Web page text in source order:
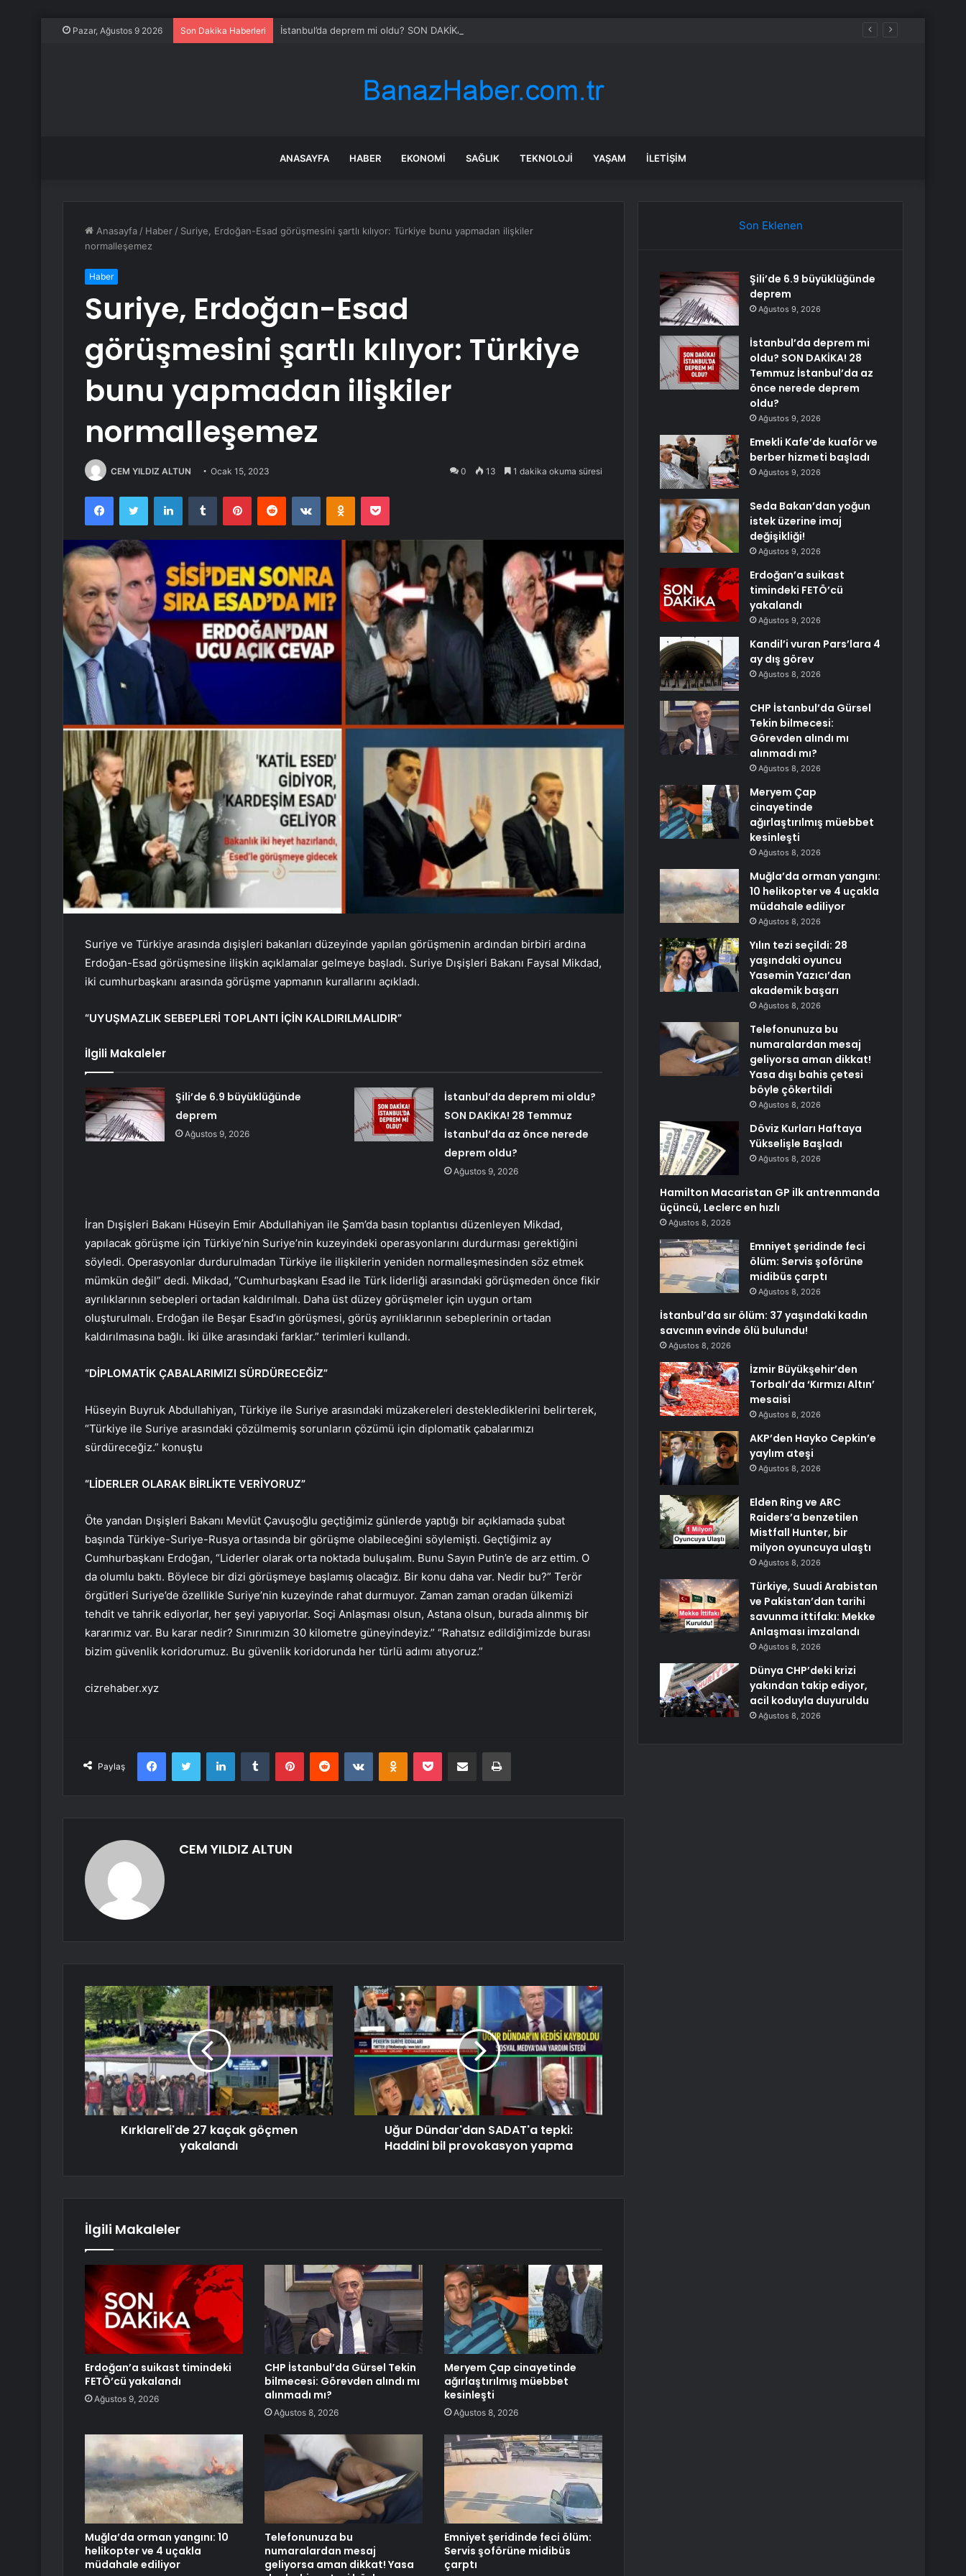
Pazar, Ağustos 9 2026 Son Dakika Haberleri İstanbul’da deprem mi oldu? SON DAKİKA! 28 Temmuz İstanbul’da az önce nerede deprem oldu?
ANASAYFA HABER EKONOMI SAĞLIK TEKNOLOJI YAŞAM İLETIŞIM
Anasayfa / Haber / Suriye, Erdoğan-Esad görüşmesini şartlı kılıyor: Türkiye bunu yapmadan ilişkiler
normalleşemez
Haber
Suriye, Erdoğan-Esad
görüşmesini şartlı kılıyor: Türkiye
bunu yapmadan ilişkiler
normalleşemez
CEM YILDIZ ALTUN Ocak 15, 2023 0 13 1 dakika okuma süresi
FacebookTwitter LinkedInTumblr PinterestReddit VKontakteOdnoklassniki
Pocket
Suriye ve Türkiye arasında dışişleri bakanları düzeyinde yapılan görüşmenin ardından birbiri ardına
Erdoğan-Esad görüşmesine ilişkin açıklamalar gelmeye başladı. Suriye Dışişleri Bakanı Faysal Mikdad,
iki cumhurbaşkanı arasında görüşme yapmanın kurallarını açıkladı.
“UYUŞMAZLIK SEBEPLERİ TOPLANTI İÇİN KALDIRILMALIDIR”
İlgili Makaleler
Şili’de 6.9 büyüklüğünde
deprem
Ağustos 9, 2026
İstanbul’da deprem mi oldu?
SON DAKİKA! 28 Temmuz
İstanbul’da az önce nerede
deprem oldu?
Ağustos 9, 2026
İran Dışişleri Bakanı Hüseyin Emir Abdullahiyan ile Şam’da basın toplantısı düzenleyen Mikdad,
yapılacak görüşme için Türkiye’nin Suriye’nin kuzeyindeki operasyonlarını durdurması gerektiğini
söyledi. Operasyonlar durdurulmadan Türkiye ile ilişkilerin yeniden normalleşmesinden söz etmek
mümkün değil” dedi. Mikdad, “Cumhurbaşkanı Esad ile Türk liderliği arasındaki görüşmeden önce fikir
ayrılıklarının sebepleri ortadan kaldırılmalı. Daha üst düzey görüşmeler için uygun ortam
oluşturulmalı. Erdoğan ile Beşar Esad’ın görüşmesi, görüş ayrılıklarının sebeplerinin ortadan
kaldırılmasına bağlı. İki ülke arasındaki farklar.” terimleri kullandı.
“DİPLOMATİK ÇABALARIMIZI SÜRDÜRECEĞİZ”
Hüseyin Buyruk Abdullahiyan, Türkiye ile Suriye arasındaki müzakereleri desteklediklerini belirterek,
“Türkiye ile Suriye arasındaki çözülmemiş sorunların çözümü için diplomatik çabalarımızı
sürdüreceğiz.” konuştu
“LİDERLER OLARAK BİRLİKTE VERİYORUZ”
Öte yandan Dışişleri Bakanı Mevlüt Çavuşoğlu geçtiğimiz günlerde yaptığı bir açıklamada şubat
başında Türkiye-Suriye-Rusya ortasında bir görüşme olabileceğini söylemişti. Geçtiğimiz ay
Cumhurbaşkanı Erdoğan, “Liderler olarak orta noktada buluşalım. Bunu Sayın Putin’e de arz ettim. O
da olumlu baktı. Böylece bir dizi görüşmeye başlamış olacağız. Bir konu daha var. Nedir bu?” Terör
örgütleri Suriye’de özellikle Suriye’nin kuzeyinde rahat durmuyor. Zaman zaman oradan ülkemizi
tehdit ve tahrik ediyorlar, her şeyi yapıyorlar. Soçi Anlaşması olsun, Astana olsun, burada alınmış bir
kararımız var. Bu karar nedir? Sınırımızın 30 kilometre güneyindeyiz.” “Rahatsız edildiğimizde burası
bizim güvenlik koridorumuz. Bu güvenlik koridorunda her türlü adımı atıyoruz.”
cizrehaber.xyz
Paylaş
FacebookTwitter LinkedInTumblr PinterestReddit VKontakteOdnoklassniki
Pocket E-Posta ile paylaş Yazdır
CEM YILDIZ ALTUN
Kırklareli'de 27 kaçak göçmen
yakalandı
Uğur Dündar'dan SADAT'a tepki:
Haddini bil provokasyon yapma
İlgili Makaleler
Erdoğan’a suikast timindeki
FETÖ’cü yakalandı
Ağustos 9, 2026
CHP İstanbul’da Gürsel Tekin
bilmecesi: Görevden alındı mı
alınmadı mı?
Ağustos 8, 2026
Meryem Çap cinayetinde
ağırlaştırılmış müebbet
kesinleşti
Ağustos 8, 2026
Muğla’da orman yangını: 10
helikopter ve 4 uçakla
müdahale ediliyor
Telefonunuza bu
numaralardan mesaj
geliyorsa aman dikkat! Yasa
Emniyet şeridinde feci ölüm:
Servis şoförüne midibüs
çarptı
Son Eklenen
Şili’de 6.9 büyüklüğünde
deprem
Ağustos 9, 2026
İstanbul’da deprem mi
oldu? SON DAKİKA! 28
Temmuz İstanbul’da az
önce nerede deprem
oldu?
Ağustos 9, 2026
Emekli Kafe’de kuaför ve
berber hizmeti başladı
Ağustos 9, 2026
Seda Bakan’dan yoğun
istek üzerine imaj
değişikliği!
Ağustos 9, 2026
Erdoğan’a suikast
timindeki FETÖ’cü
yakalandı
Ağustos 9, 2026
Kandil’i vuran Pars’lara 4
ay dış görev
Ağustos 8, 2026
CHP İstanbul’da Gürsel
Tekin bilmecesi:
Görevden alındı mı
alınmadı mı?
Ağustos 8, 2026
Meryem Çap
cinayetinde
ağırlaştırılmış müebbet
kesinleşti
Ağustos 8, 2026
Muğla’da orman yangını:
10 helikopter ve 4 uçakla
müdahale ediliyor
Ağustos 8, 2026
Yılın tezi seçildi: 28
yaşındaki oyuncu
Yasemin Yazıcı’dan
akademik başarı
Ağustos 8, 2026
Telefonunuza bu
numaralardan mesaj
geliyorsa aman dikkat!
Yasa dışı bahis çetesi
böyle çökertildi
Ağustos 8, 2026
Döviz Kurları Haftaya
Yükselişle Başladı
Ağustos 8, 2026
Hamilton Macaristan GP ilk antrenmanda
üçüncü, Leclerc en hızlı
Ağustos 8, 2026
Emniyet şeridinde feci
ölüm: Servis şoförüne
midibüs çarptı
Ağustos 8, 2026
İstanbul’da sır ölüm: 37 yaşındaki kadın
savcının evinde ölü bulundu!
Ağustos 8, 2026
İzmir Büyükşehir’den
Torbalı’da ‘Kırmızı Altın’
mesaisi
Ağustos 8, 2026
AKP’den Hayko Cepkin’e
yaylım ateşi
Ağustos 8, 2026
Elden Ring ve ARC
Raiders’a benzetilen
Mistfall Hunter, bir
milyon oyuncuya ulaştı
Ağustos 8, 2026
Türkiye, Suudi Arabistan
ve Pakistan’dan tarihi
savunma ittifakı: Mekke
Anlaşması imzalandı
Ağustos 8, 2026
Dünya CHP’deki krizi
yakından takip ediyor,
acil koduyla duyuruldu
Ağustos 8, 2026